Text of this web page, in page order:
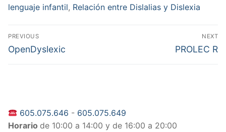
lenguaje infantil, Relación entre Dislalias y Dislexia
Navegación
de
PREVIOUS
Previous
OpenDyslexic
NEXT
Next
PROLEC R
605.075.646 - 605.075.649
Horario de 10:00 a 14:00 y de 16:00 a 20:00